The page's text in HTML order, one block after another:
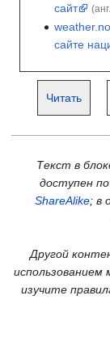
сайт
сайте
Читать
Текст в
доступен по
ShareAlike; в
Другой
изучите